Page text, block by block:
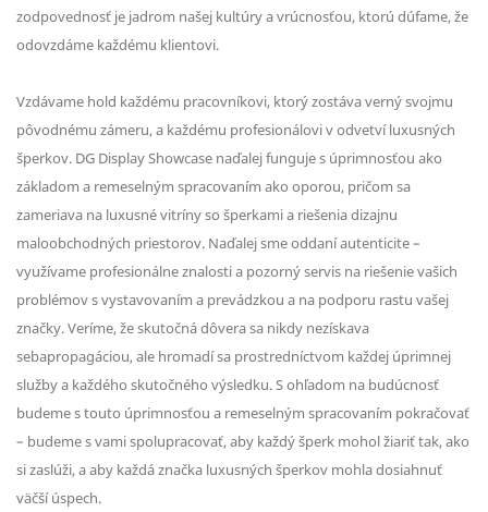
zodpovednosť je jadrom našej kultúry a vrúcnosťou, ktorú dúfame, že
odovzdáme každému klientovi.
Vzdávame hold každému pracovníkovi, ktorý zostáva verný svojmu
pôvodnému zámeru, a každému profesionálovi v odvetví luxusných
šperkov. DG Display Showcase naďalej funguje s úprimnosťou ako
základom a remeselným spracovaním ako oporou, pričom sa
zameriava na luxusné vitríny so šperkami a riešenia dizajnu
maloobchodných priestorov. Naďalej sme oddaní autenticite –
využívame profesionálne znalosti a pozorný servis na riešenie vašich
problémov s vystavovaním a prevádzkou a na podporu rastu vašej
značky. Veríme, že skutočná dôvera sa nikdy nezískava
sebapropagáciou, ale hromadí sa prostredníctvom každej úprimnej
služby a každého skutočného výsledku. S ohľadom na budúcnosť
budeme s touto úprimnosťou a remeselným spracovaním pokračovať
– budeme s vami spolupracovať, aby každý šperk mohol žiariť tak, ako
si zaslúži, a aby každá značka luxusných šperkov mohla dosiahnuť
väčší úspech.